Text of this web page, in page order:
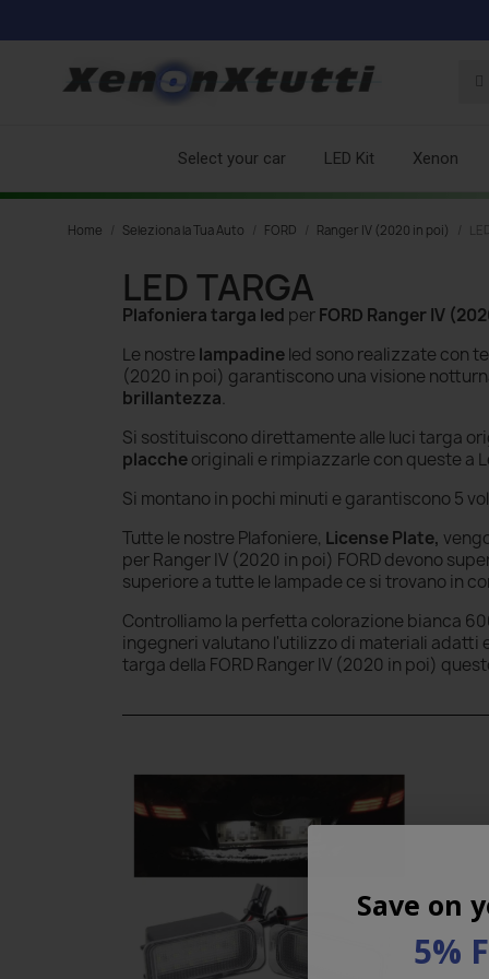
Select your car LED Kit Xenon
Home Seleziona la Tua Auto FORD Ranger IV (2020 in poi)
LED TARGA
Plafoniera targa led perFORD Ranger IV
Le nostre lampadineled sono realizzate con
(2020 in poi) garantiscono una visione
brillantezza.
Si sostituiscono direttamente alle luci targa
placcheoriginali e rimpiazzarle con queste a
Si montano in pochi minuti e garantiscono 5
Tutte le nostre Plafoniere, License Plate,
per Ranger IV (2020 in poi) FORD devono
superiore a tutte le lampade ce si trovano in
Controlliamo la perfetta colorazione bianca
ingegneri valutano l'utilizzo di materiali adatti
targa della FORD Ranger IV (2020 in poi)
Save on
5%